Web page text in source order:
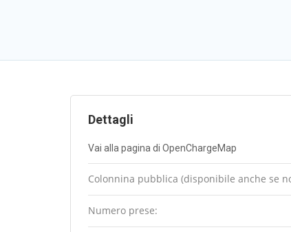
Dettagli
Vai alla pagina di OpenChargeMap
Colonnina pubblica (disponibile anche se
Numero prese: